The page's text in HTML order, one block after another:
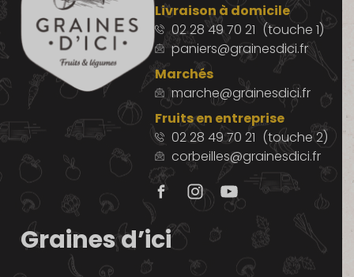
Livraison à domicile
02 28 49 70 21 (touche 1)
paniers@grainesdici.fr
Marchés
marche@grainesdici.fr
Fruits en entreprise
02 28 49 70 21 (touche 2)
corbeilles@grainesdici.fr
Graines d’ici